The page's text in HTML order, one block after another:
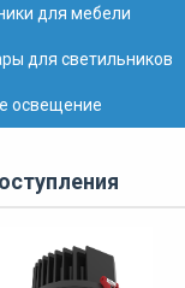
для мебели
для светильников
освещение